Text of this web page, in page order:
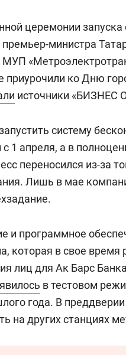
церемонии
министра
МУП
приурочили ко Дню
источники «БИЗНЕС
систему
с 1 апреля, а в
переносился из-за
Лишь в мае
и программное
которая в свое
лиц для Ак Барс
в тестовом
года. В
на других станциях